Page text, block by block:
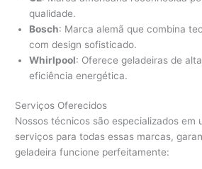
qualidade.
Bosch: Marca alemã que combina
com design sofisticado.
Whirlpool: Oferece geladeiras de
eficiência energética.
Serviços Oferecidos
Nossos técnicos são especializados em
serviços para todas essas marcas,
geladeira funcione perfeitamente: